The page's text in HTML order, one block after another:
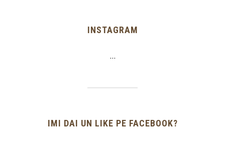
INSTAGRAM
…
IMI DAI UN LIKE PE FACEBOOK?